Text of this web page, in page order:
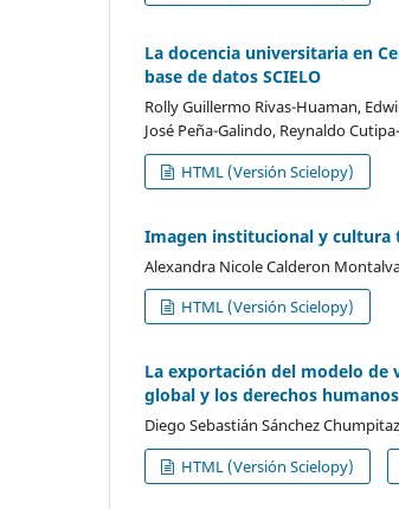
La docencia universitaria en
base de datos SCIELO
Rolly Guillermo Rivas-Huaman,
José Peña-Galindo, Reynaldo
HTML (Versión Scielopy)
Imagen institucional y cultura
Alexandra Nicole Calderon
HTML (Versión Scielopy)
La exportación del modelo
global y los derechos humanos
Diego Sebastián Sánchez
HTML (Versión Scielopy)